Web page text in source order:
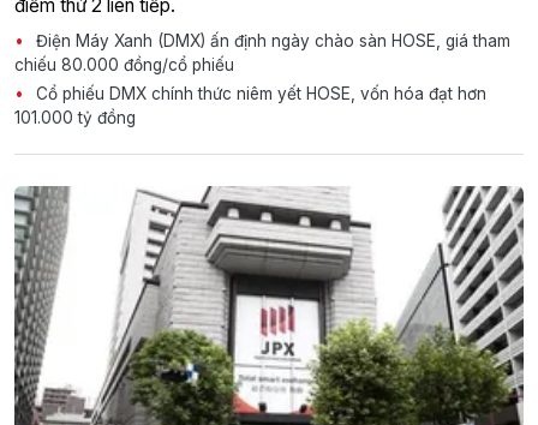
điểm thứ 2 liên tiếp.
Điện Máy Xanh (DMX) ấn định ngày chào sàn HOSE, giá tham
chiếu 80.000 đồng/cổ phiếu
Cổ phiếu DMX chính thức niêm yết HOSE, vốn hóa đạt hơn
101.000 tỷ đồng